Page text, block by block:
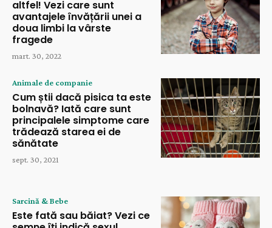
altfel! Vezi care sunt
avantajele învățării unei a
doua limbi la vârste
fragede
mart. 30, 2022
Animale de companie
Cum știi dacă pisica ta este
bolnavă? Iată care sunt
principalele simptome care
trădează starea ei de
sănătate
sept. 30, 2021
Sarcină & Bebe
Este fată sau băiat? Vezi ce